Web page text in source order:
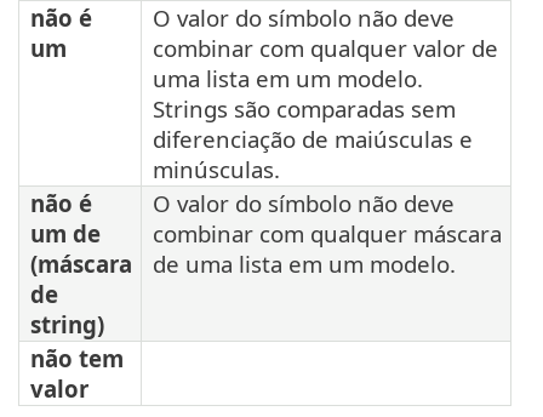
não é
um
O valor do símbolo não deve
combinar com qualquer valor de
uma lista em um modelo.
Strings são comparadas sem
diferenciação de maiúsculas e
minúsculas.
não é
um de
(máscara
de
string)
O valor do símbolo não deve
combinar com qualquer máscara
de uma lista em um modelo.
não tem
valor